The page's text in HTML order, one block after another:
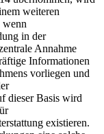
weiteren
wenn
in der
Annahme
Informationen
vorliegen und
dieser Basis wird
existieren.